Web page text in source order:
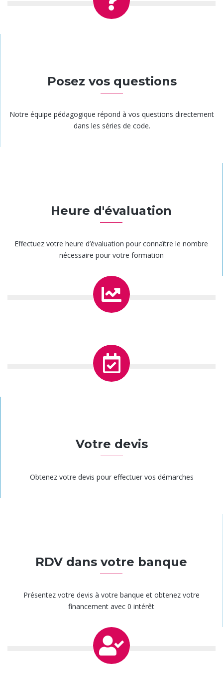
Posez vos questions
Notre équipe pédagogique répond à vos questions directement
dans les séries de code.
Heure d'évaluation
Effectuez votre heure d’évaluation pour connaître le nombre
nécessaire pour votre formation
Votre devis
Obtenez votre devis pour effectuer vos démarches
RDV dans votre banque
Présentez votre devis à votre banque et obtenez votre
financement avec 0 intérêt